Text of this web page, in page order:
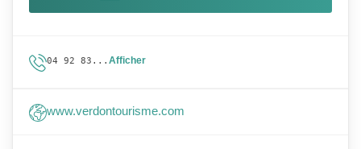
04 92 83... Afficher
www.verdontourisme.com